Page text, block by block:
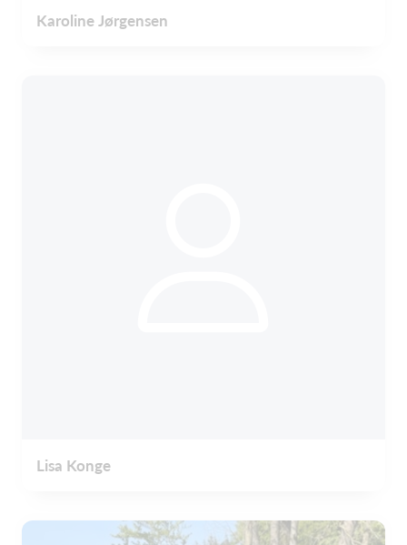
Karoline Jørgensen
Lisa Konge